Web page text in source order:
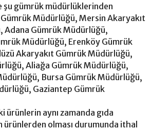
şu gümrük müdürlüklerinden
Müdürlüğü, Mersin Akaryakıt
Adana Gümrük Müdürlüğü,
Müdürlüğü, Erenköy Gümrük
Akaryakıt Gümrük Müdürlüğü,
Aliağa Gümrük Müdürlüğü,
Bursa Gümrük Müdürlüğü,
Gaziantep Gümrük
ürünlerin aynı zamanda gıda
ürünlerden olması durumunda ithal